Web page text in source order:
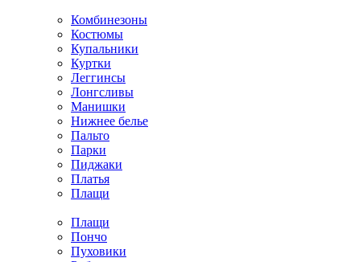
Комбинезоны
Костюмы
Купальники
Куртки
Леггинсы
Лонгсливы
Манишки
Нижнее белье
Пальто
Парки
Пиджаки
Платья
Плащи
Плащи
Пончо
Пуховики